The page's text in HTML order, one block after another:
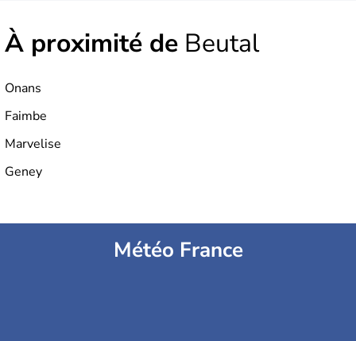
À proximité de Beutal
Onans
Faimbe
Marvelise
Geney
Météo France